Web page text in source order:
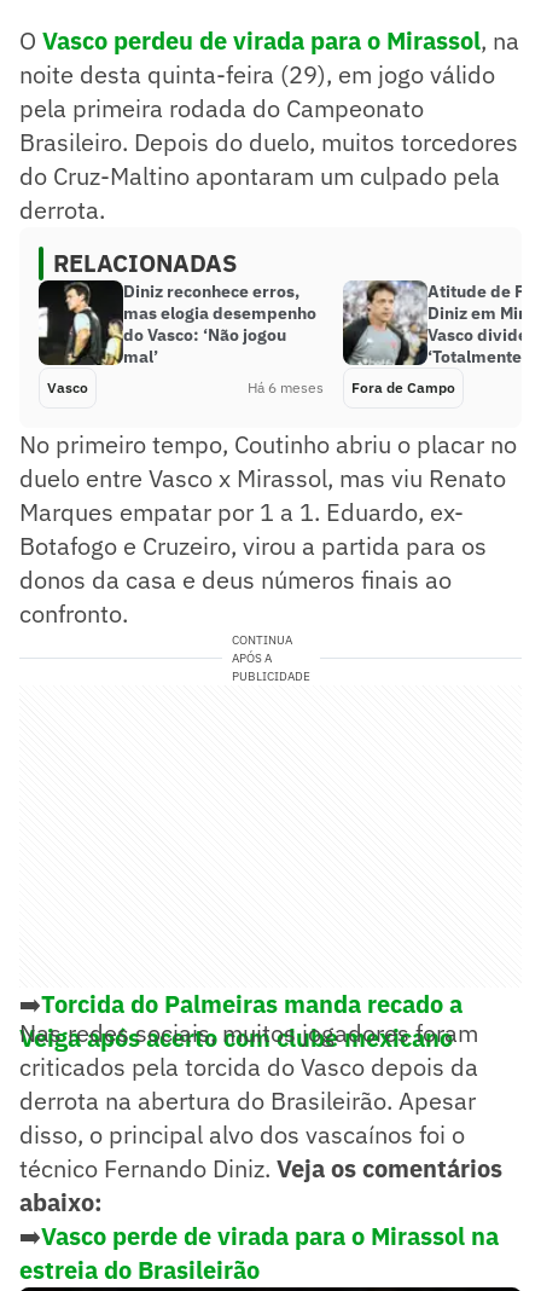
O Vasco perdeu de virada para o Mirassol, na
noite desta quinta-feira (29), em jogo válido
pela primeira rodada do Campeonato
Brasileiro. Depois do duelo, muitos torcedores
do Cruz-Maltino apontaram um culpado pela
derrota.
RELACIONADAS
Diniz reconhece erros,
mas elogia desempenho
do Vasco: ‘Não jogou
mal’
Vasco Há 6 meses
Atitude de
Diniz em
Vasco divide
‘Totalmente’
Fora de Campo
No primeiro tempo, Coutinho abriu o placar no
duelo entre Vasco x Mirassol, mas viu Renato
Marques empatar por 1 a 1. Eduardo, ex-
Botafogo e Cruzeiro, virou a partida para os
donos da casa e deus números finais ao
confronto.
CONTINUA
APÓS A
PUBLICIDADE
➡️Torcida do Palmeiras manda recado a
Veiga após acerto com clube mexicano
Nas redes sociais, muitos jogadores foram
criticados pela torcida do Vasco depois da
derrota na abertura do Brasileirão. Apesar
disso, o principal alvo dos vascaínos foi o
técnico Fernando Diniz. Veja os comentários
abaixo:
➡️Vasco perde de virada para o Mirassol na
estreia do Brasileirão